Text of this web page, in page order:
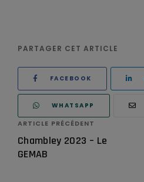
PARTAGER CET ARTICLE
FACEBOOK
WHATSAPP
ARTICLE PRÉCÉDENT
Chambley 2023 – Le
GEMAB